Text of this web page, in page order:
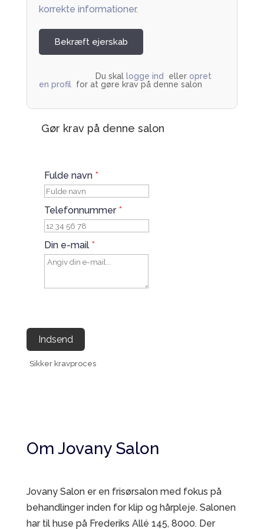
korrekte informationer.
Bekræft ejerskab
Du skal logge ind eller opret
en profil for at gøre krav på denne salon
Gør krav på denne salon
Fulde navn *
Telefonnummer *
Din e-mail *
Indsend
Sikker kravproces
Om Jovany Salon
Jovany Salon er en frisørsalon med fokus på
behandlinger inden for klip og hårpleje. Salonen
har til huse på Frederiks Allé 145, 8000. Der